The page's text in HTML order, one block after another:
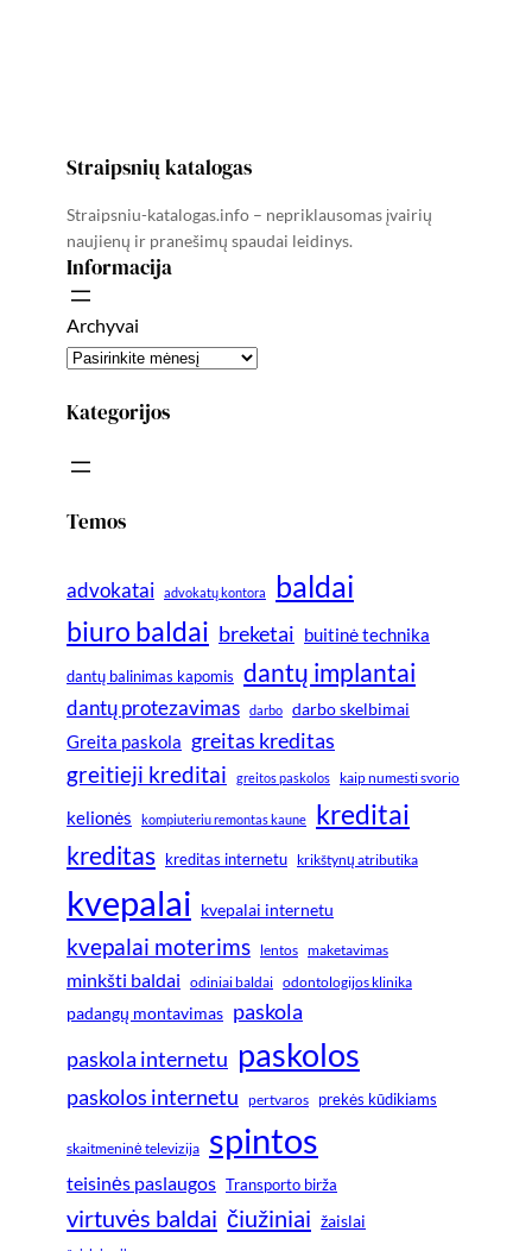
Straipsnių katalogas
Straipsniu-katalogas.info – nepriklausomas įvairių
naujienų ir pranešimų spaudai leidinys.
Informacija
Archyvai
Kategorijos
Temos
advokatai advokatų kontora baldai
biuro baldai breketai buitinė technika
dantų balinimas kapomis dantų implantai
dantų protezavimas darbo darbo skelbimai
Greita paskola greitas kreditas
greitieji kreditai greitos paskolos kaip numesti svorio
kelionės kompiuteriu remontas kaune kreditai
kreditas kreditas internetu krikštynų atributika
kvepalai kvepalai internetu
kvepalai moterims lentos maketavimas
minkšti baldai odiniai baldai odontologijos klinika
padangų montavimas paskola
paskola internetu paskolos
paskolos internetu pertvaros prekės kūdikiams
skaitmeninė televizija spintos
teisinės paslaugos Transporto birža
virtuvės baldai čiužiniai žaislai